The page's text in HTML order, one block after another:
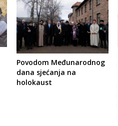
Povodom Međunarodnog
dana sjećanja na
holokaust